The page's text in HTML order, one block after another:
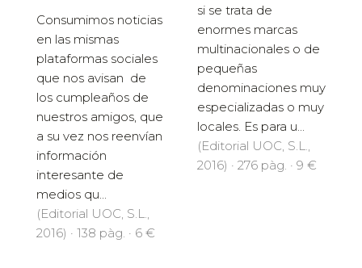
Consumimos noticias
en las mismas
plataformas sociales
que nos avisan de
los cumpleaños de
nuestros amigos, que
a su vez nos reenvían
información
interesante de
medios qu...
(Editorial UOC, S.L.,
2016) · 138 pàg. · 6 €
si se trata de
enormes marcas
multinacionales o de
pequeñas
denominaciones muy
especializadas o muy
locales. Es para u...
(Editorial UOC, S.L.,
2016) · 276 pàg. · 9 €